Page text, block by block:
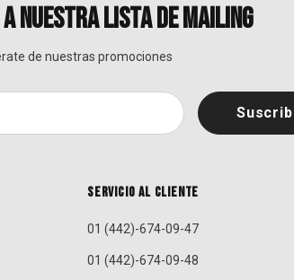
NUESTRA LISTA DE MAILING
de nuestras promociones
SERVICIO AL CLIENTE
01 (442)-674-09-47
01 (442)-674-09-48